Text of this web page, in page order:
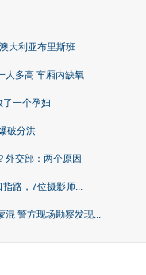
大利亚布里斯班
人多高 车厢内缺氧
了一个孕妇
破分洪
外交部：两个原因
路，7位摄影师...
混 警方现场勘察发现...